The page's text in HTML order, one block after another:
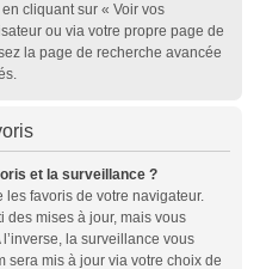
cliquant sur « Voir vos
ou via votre propre page de
la page de recherche avancée
et la surveillance ?
les favoris de votre navigateur.
des mises à jour, mais vous
la surveillance vous
sera mis à jour via votre choix de